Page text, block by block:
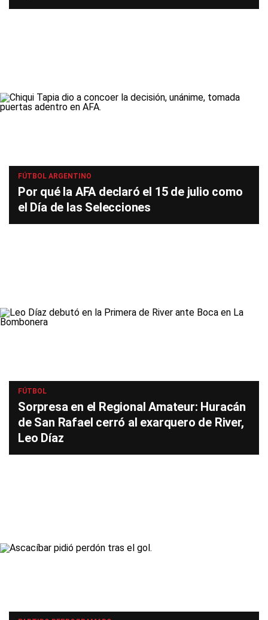
FÚTBOL ARGENTINO
Por qué la AFA declaró el 15 de julio como
el Día de las Selecciones
FÚTBOL
Sorpresa en el Regional Amateur: Huracán
de San Rafael cerró al exarquero de River,
Leo Díaz